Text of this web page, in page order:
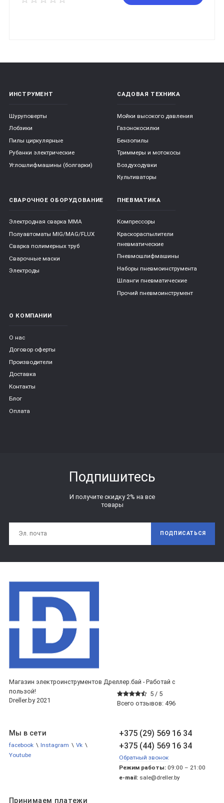
ИНСТРУМЕНТ
Шуруповерты
Лобзики
Пилы циркулярные
Рубанки электрические
Углошлифмашины (болгарки)
САДОВАЯ ТЕХНИКА
Мойки высокого давления
Газонокосилки
Бензопилы
Триммеры и мотокосы
Воздуходувки
Культиваторы
СВАРОЧНОЕ ОБОРУДОВАНИЕ
Электродная сварка ММА
Полуавтоматы MIG/MAG/FLUX
Сварка полимерных труб
Сварочные маски
Электроды
ПНЕВМАТИКА
Компрессоры
Краскораспылители
пневматические
Пневмошлифмашины
Наборы пневмоинструмента
Шланги пневматические
Прочий пневмоинструмент
О КОМПАНИИ
О нас
Договор оферты
Производители
Доставка
Контакты
Блог
Оплата
Подпишитесь
И получите скидку 2% на все
товары
ПОДПИСАТЬСЯ
Магазин электроинструментов Дреллер.бай - Работай с
пользой!
5 / 5
Всего отзывов: 496
Dreller.by 2021
+375 (29) 569 16 34
+375 (44) 569 16 34
Обратный звонок
Режим работы: 09:00 – 21:00
e-mail: sale@dreller.by
Мы в сети
facebook \ Instagram \ Vk \
Youtube
Принимаем платежи